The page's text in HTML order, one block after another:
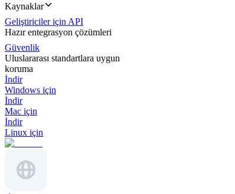
Kaynaklar
Geliştiriciler için API
Hazır entegrasyon çözümleri
Güvenlik
Uluslararası standartlara uygun
koruma
İndir
Windows için
İndir
Mac için
İndir
Linux için